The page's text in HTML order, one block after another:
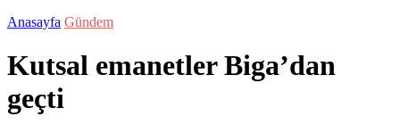
Anasayfa Gündem
Kutsal emanetler Biga’dan
geçti